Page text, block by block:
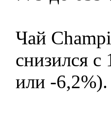
Чай
снизился с
или -6,2%).